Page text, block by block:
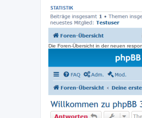
Die Foren-Übersicht in der neuen